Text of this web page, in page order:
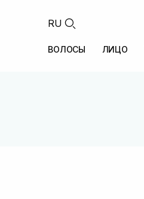
RU
ВОЛОСЫ ЛИЦО